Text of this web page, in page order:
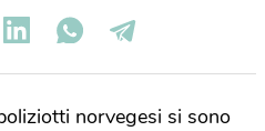
norvegesi si sono